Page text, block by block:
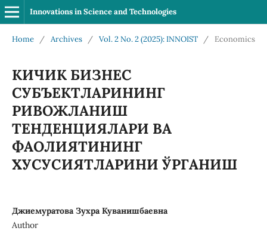
Innovations in Science and Technologies
Home / Archives / Vol. 2 No. 2 (2025): INNOIST / Economics
КИЧИК БИЗНЕС
СУБЪЕКТЛАРИНИНГ
РИВОЖЛАНИШ
ТЕНДЕНЦИЯЛАРИ ВА
ФАОЛИЯТИНИНГ
ХУСУСИЯТЛАРИНИ ЎРГАНИШ
Джиемуратова Зухра Куванишбаевна
Author